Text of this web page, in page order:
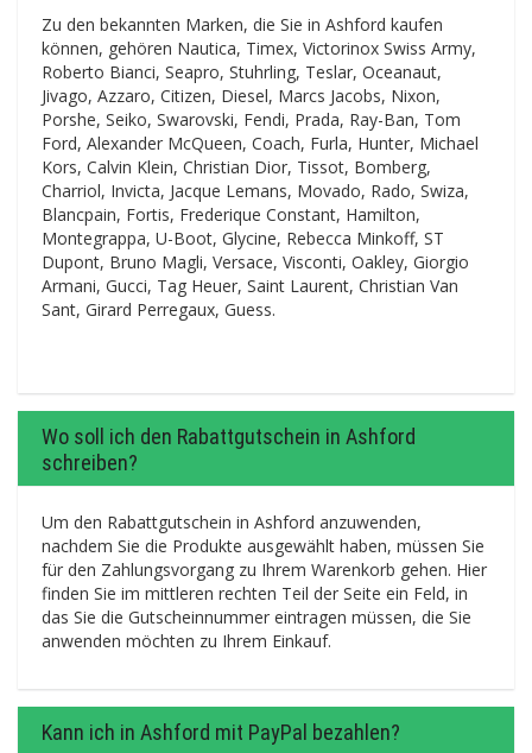
Zu den bekannten Marken, die Sie in Ashford kaufen
können, gehören Nautica, Timex, Victorinox Swiss Army,
Roberto Bianci, Seapro, Stuhrling, Teslar, Oceanaut,
Jivago, Azzaro, Citizen, Diesel, Marcs Jacobs, Nixon,
Porshe, Seiko, Swarovski, Fendi, Prada, Ray-Ban, Tom
Ford, Alexander McQueen, Coach, Furla, Hunter, Michael
Kors, Calvin Klein, Christian Dior, Tissot, Bomberg,
Charriol, Invicta, Jacque Lemans, Movado, Rado, Swiza,
Blancpain, Fortis, Frederique Constant, Hamilton,
Montegrappa, U-Boot, Glycine, Rebecca Minkoff, ST
Dupont, Bruno Magli, Versace, Visconti, Oakley, Giorgio
Armani, Gucci, Tag Heuer, Saint Laurent, Christian Van
Sant, Girard Perregaux, Guess.
Wo soll ich den Rabattgutschein in Ashford
schreiben?
Um den Rabattgutschein in Ashford anzuwenden,
nachdem Sie die Produkte ausgewählt haben, müssen Sie
für den Zahlungsvorgang zu Ihrem Warenkorb gehen. Hier
finden Sie im mittleren rechten Teil der Seite ein Feld, in
das Sie die Gutscheinnummer eintragen müssen, die Sie
anwenden möchten zu Ihrem Einkauf.
Kann ich in Ashford mit PayPal bezahlen?